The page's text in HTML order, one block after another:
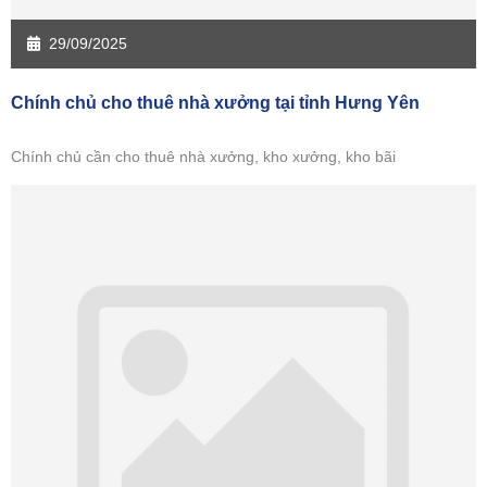
29/09/2025
Chính chủ cho thuê nhà xưởng tại tỉnh Hưng Yên
Chính chủ cần cho thuê nhà xưởng, kho xưởng, kho bãi